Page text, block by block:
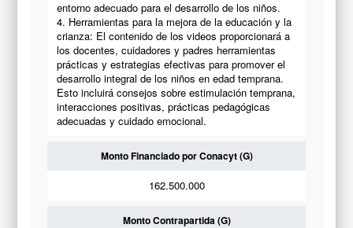
entorno adecuado para el desarrollo de los niños.
4. Herramientas para la mejora de la educación y la
crianza: El contenido de los videos proporcionará a
los docentes, cuidadores y padres herramientas
prácticas y estrategias efectivas para promover el
desarrollo integral de los niños en edad temprana.
Esto incluirá consejos sobre estimulación temprana,
interacciones positivas, prácticas pedagógicas
adecuadas y cuidado emocional.
Monto Financiado por Conacyt (G)
162.500.000
Monto Contrapartida (G)